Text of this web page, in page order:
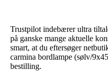
Trustpilot indebærer ultra
på ganske mange aktuelle
smart, at du eftersøger
carmina bordlampe (sølv/
bestilling.